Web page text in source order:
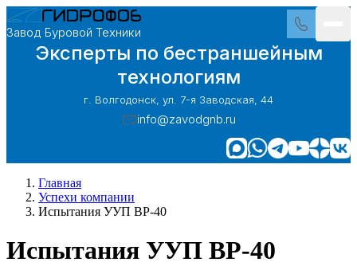
Завод Буровой Техники
Эксперты по бестраншейным
технологиям
г. Волгодонск, ул. 7-я Заводская, 44
info@zavodgnb.ru
Главная
Успехи компании
Испытания УУП ВР-40
Испытания УУП ВР-40